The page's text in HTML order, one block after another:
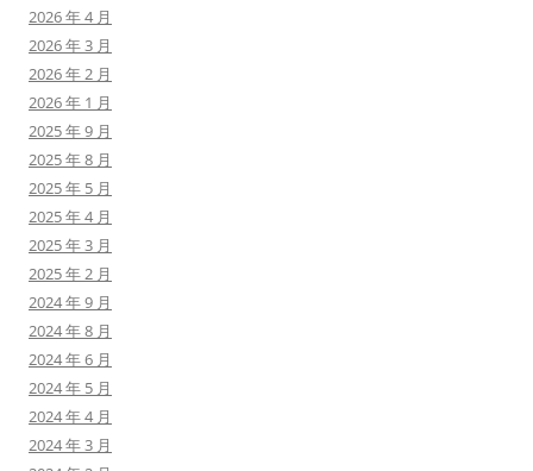
2026 年 4 月
2026 年 3 月
2026 年 2 月
2026 年 1 月
2025 年 9 月
2025 年 8 月
2025 年 5 月
2025 年 4 月
2025 年 3 月
2025 年 2 月
2024 年 9 月
2024 年 8 月
2024 年 6 月
2024 年 5 月
2024 年 4 月
2024 年 3 月